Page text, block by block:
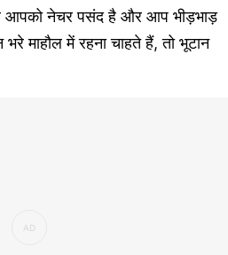
आपको नेचर पसंद है और आप भीड़भाड़
माहौल में रहना चाहते हैं, तो भूटान